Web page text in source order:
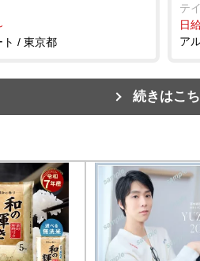
ト / 東京都
テ
日
ア
続きはこ